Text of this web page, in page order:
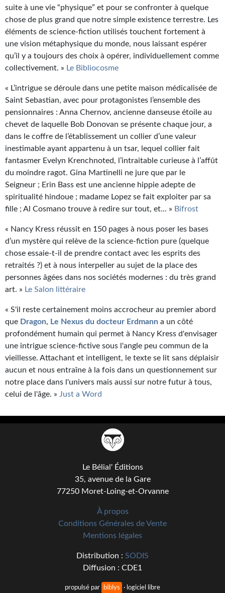
suite à une vie “physique” et pour se confronter à quelque
chose de plus grand que notre simple existence terrestre. Les
éléments de science-fiction utilisés touchent fortement à
une vision métaphysique du monde, nous laissant espérer
qu’il y a toujours des choix à opérer, individuellement comme
collectivement. » Le Bibliocosme
« L’intrigue se déroule dans une petite maison médicalisée de
Saint Sebastian, avec pour protagonistes l’ensemble des
pensionnaires : Anna Chernov, ancienne danseuse étoile au
chevet de laquelle Bob Donovan se présente chaque jour, a
dans le coffre de l’établissement un collier d’une valeur
inestimable ayant appartenu à un tsar, lequel collier fait
fantasmer Evelyn Krenchnoted, l’intraitable curieuse à l’affût
du moindre ragot. Gina Martinelli ne jure que par le
Seigneur ; Erin Bass est une ancienne hippie adepte de
spiritualité hindoue ; madame Lopez se fait exploiter par sa
fille ; Al Cosmano trouve à redire sur tout, et... » Bifrost
« Nancy Kress réussit en 150 pages à nous poser les bases
d’un mystère qui relève de la science-fiction pure (quelque
chose essaie-t-il de prendre contact avec les esprits des
retraités ?) et à nous interpeller au sujet de la place des
personnes âgées dans nos sociétés modernes : du très grand
art. » Le Salon littéraire
« S'il reste certainement moins accrocheur au premier abord
que Dragon, Le Nexus du docteur Erdmann a un côté
profondément humain qui permet à Nancy Kress d'envisager
une intrigue science-fictive sous l'angle peu commun de la
vieillesse. Attachant et intelligent, le texte se lit sans déplaisir
aucun et nous entraîne à la fois dans un questionnement sur
notre place dans l'univers mais aussi sur notre futur à tous,
celui de l'âge. » Just a Word
Le Bélial' Éditions
35, avenue de la Gare
77250 Moret-Loing-et-Orvanne
À propos
Conditions Générales de Vente
Mentions légales
Distribution : SODIS
Diffusion : CDE1
propulsé par biblys · logiciel libre